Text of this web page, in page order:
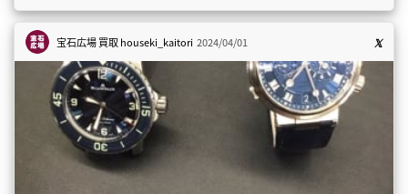
宝石広場 買取houseki_kaitori 2024/04/01